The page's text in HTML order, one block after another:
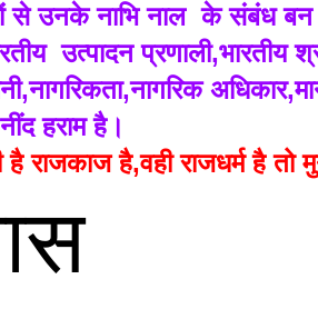
से उनके नाभि नाल  के संबंध बन
उत्पादन प्रणाली,भारतीय
हराम है।
है,वही राजधर्म है तो